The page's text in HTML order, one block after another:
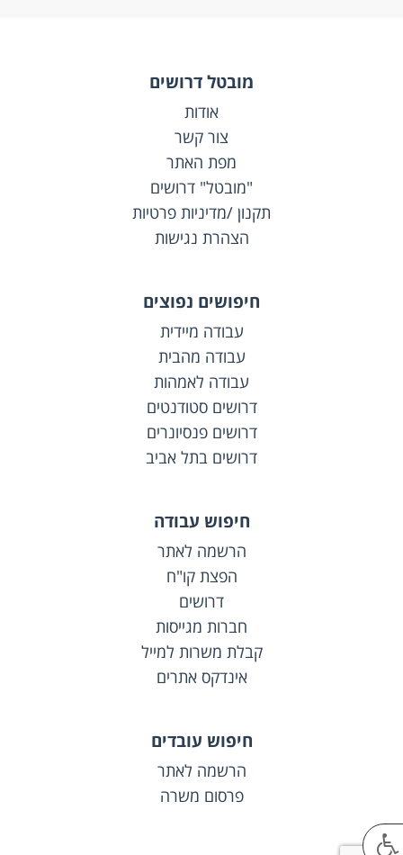
מובטל דרושים
אודות
צור קשר
מפת האתר
"מובטל" דרושים
תקנון /מדיניות פרטיות
הצהרת נגישות
חיפושים נפוצים
עבודה מיידית
עבודה מהבית
עבודה לאמהות
דרושים סטודנטים
דרושים פנסיונרים
דרושים בתל אביב
חיפוש עבודה
הרשמה לאתר
הפצת קו"ח
דרושים
חברות מגייסות
קבלת משרות למייל
אינדקס אתרים
חיפוש עובדים
הרשמה לאתר
פרסום משרה